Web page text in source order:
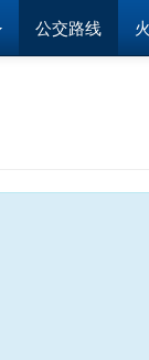
公交路线